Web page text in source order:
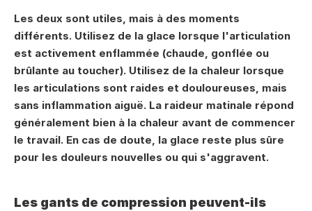
Les deux sont utiles, mais à des moments
différents. Utilisez de la glace lorsque l'articulation
est activement enflammée (chaude, gonflée ou
brûlante au toucher). Utilisez de la chaleur lorsque
les articulations sont raides et douloureuses, mais
sans inflammation aiguë. La raideur matinale répond
généralement bien à la chaleur avant de commencer
le travail. En cas de doute, la glace reste plus sûre
pour les douleurs nouvelles ou qui s'aggravent.
Les gants de compression peuvent-ils